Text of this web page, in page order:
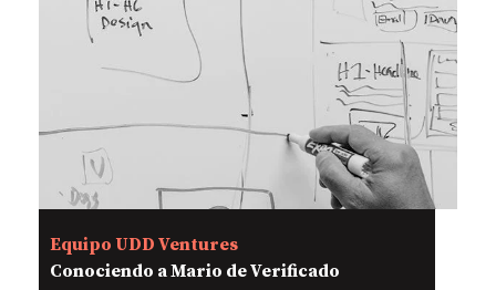
Equipo UDD Ventures
Conociendo a Mario de Verificado